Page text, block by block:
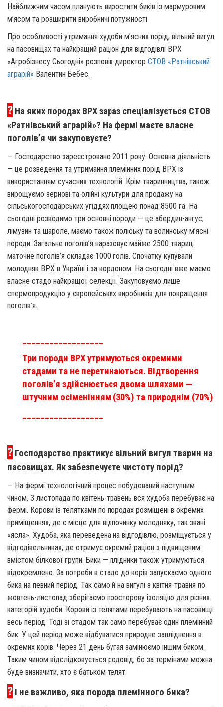
Найближчим часом планують виростити биків із мармуровим
м’ясом та розширити виробничі потужності
Про особливості утримання худоби м’ясних порід, вільний вигул
на пасовищах та найкращий раціон для відгодівлі ВРХ
«Агробізнесу Сьогодні» розповів директор СТОВ «Ратнівський
аграрій» Валентин Бебес.
? На яких породах ВРХ зараз спеціалізується СТОВ
«Ратнівський аграрій»? На фермі маєте власне
поголів’я чи закуповуєте?
— Господарство зареєстровано 2011 року. Основна діяльність
— це розведення та утримання племінних порід ВРХ із
використанням сучасних технологій. Крім тваринництва, також
вирощуємо зернові та олійні культури для продажу на
сільськогосподарських угіддях площею понад 8500 га. На
сьогодні розводимо три основні породи — це абердин-ангус,
лімузин та шароле, маємо також поліську та волинську м’ясні
породи. Загальне поголів’я нараховує майже 2500 тварин,
маточне поголів’я складає 1000 голів. Спочатку купували
молодняк ВРХ в Україні і за кордоном. На сьогодні вже маємо
власне стадо найкращої селекції. Закуповуємо лише
спермопродукцію у європейських виробників для покращення
поголів’я.
__________________
Три породи ВРХ утримуються окремими
стадами та не перетинаються. Відтворення
поголів’я здійснюється двома шляхами —
штучним осіменінням (30%) та природнім (70%)
__________________
? Господарство практикує вільний вигул тварин на
пасовищах. Як забезпечуєте чистоту порід?
— На фермі технологічний процес побудований наступним
чином. З листопада по квітень-травень вся худоба перебуває на
фермі. Корови із телятками по породах розміщені в окремих
приміщеннях, де є місце для відпочинку молодняку, так звані
«ясла». Худоба, яка переведена на відгодівлю, розміщується у
відгодівельниках, де отримує окремий раціон з підвищеним
вмістом білкової групи. Бики — плідники також утримуються
відокремлено. За потреби в стадо до корів запускаємо одного
бика на певний період. Так само й на вигулі з квітня-травня по
жовтень-листопад зберігаємо просторову ізоляцію для різних
категорій худоби. Корови із телятами перебувають на пасовищі
весь період. Тоді зі стадом так само перебуває один племінний
бик. У цей період може відбуватися природне запліднення в
окремих корів. Через 21 день бугая замінюємо іншим биком.
Таким чином відслідковується родовід, бо за термінами можна
буде визначити, хто є батьком телят.
? І не важливо, яка порода племінного бика?